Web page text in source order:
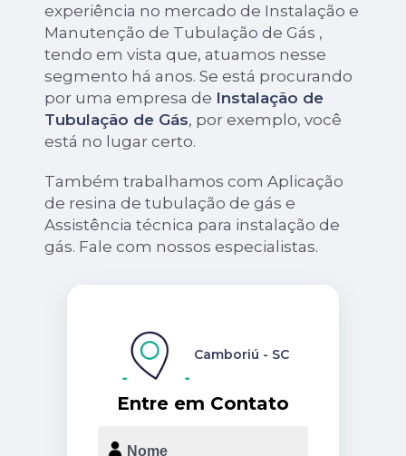
experiência no mercado de Instalação e
Manutenção de Tubulação de Gás ,
tendo em vista que, atuamos nesse
segmento há anos. Se está procurando
por uma empresa de Instalação de
Tubulação de Gás, por exemplo, você
está no lugar certo.
Também trabalhamos com Aplicação
de resina de tubulação de gás e
Assistência técnica para instalação de
gás. Fale com nossos especialistas.
Entre em Contato
Camboriú - SC